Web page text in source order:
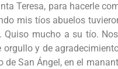
Teresa, para hacerle
mis tíos abuelos
mucho a su tío.
y de
de San Ángel, en el